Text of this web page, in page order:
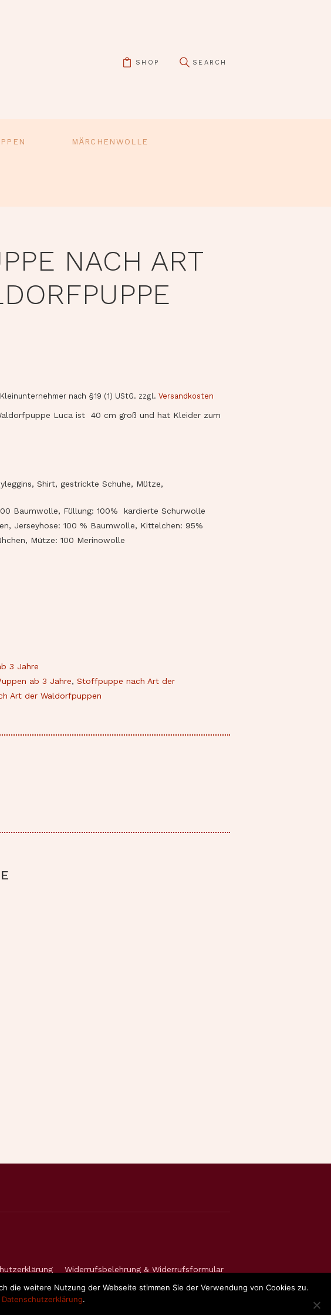
SHOP
MÄRCHENWOLLE
NACH ART
nach §19 (1) UStG. zzgl. Versandkosten
Luca ist 40 cm groß und hat Kleider zum
Shirt, gestrickte Schuhe, Mütze,
Baumwolle, Füllung: 100% kardierte Schurwolle
Jerseyhose: 100 % Baumwolle, Kittelchen: 95%
Mütze: 100 Merinowolle
3 Jahre
ab 3 Jahre, Stoffpuppe nach Art der
Art der Waldorfpuppen
Widerrufsbelehrung & Widerrufsformular
die weitere Nutzung der Webseite stimmen Sie der Verwendung von Cookies zu.
Datenschutzerklärung.